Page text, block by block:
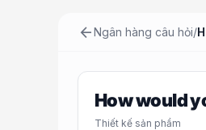
arrow_backNgân hàng câu hỏi/
How would
Thiết kế sản phẩm